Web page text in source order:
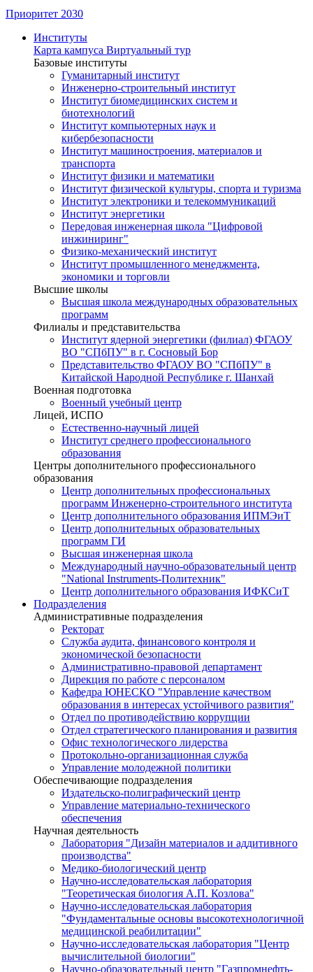
Приоритет 2030
Институты
Карта кампуса Виртуальный тур
Базовые институты
Гуманитарный институт
Инженерно-строительный институт
Институт биомедицинских систем и
биотехнологий
Институт компьютерных наук и
кибербезопасности
Институт машиностроения, материалов и
транспорта
Институт физики и математики
Институт физической культуры, спорта и туризма
Институт электроники и телекоммуникаций
Институт энергетики
Передовая инженерная школа "Цифровой
инжиниринг"
Физико-механический институт
Институт промышленного менеджмента,
экономики и торговли
Высшие школы
Высшая школа международных образовательных
программ
Филиалы и представительства
Институт ядерной энергетики (филиал) ФГАОУ
ВО "СПбПУ" в г. Сосновый Бор
Представительство ФГАОУ ВО "СПбПУ" в
Китайской Народной Республике г. Шанхай
Военная подготовка
Военный учебный центр
Лицей, ИСПО
Естественно-научный лицей
Институт среднего профессионального
образования
Центры дополнительного профессионального
образования
Центр дополнительных профессиональных
программ Инженерно-строительного института
Центр дополнительного образования ИПМЭиТ
Центр дополнительных образовательных
программ ГИ
Высшая инженерная школа
Международный научно-образовательный центр
"National Instruments-Политехник"
Центр дополнительного образования ИФКСиТ
Подразделения
Административные подразделения
Ректорат
Служба аудита, финансового контроля и
экономической безопасности
Административно-правовой департамент
Дирекция по работе с персоналом
Кафедра ЮНЕСКО "Управление качеством
образования в интересах устойчивого развития"
Отдел по противодействию коррупции
Отдел стратегического планирования и развития
Офис технологического лидерства
Протокольно-организационная служба
Управление молодежной политики
Обеспечивающие подразделения
Издательско-полиграфический центр
Управление материально-технического
обеспечения
Научная деятельность
Лаборатория "Дизайн материалов и аддитивного
производства"
Медико-биологический центр
Научно-исследовательская лаборатория
"Теоретическая биология А.П. Козлова"
Научно-исследовательская лаборатория
"Фундаментальные основы высокотехнологичной
медицинской реабилитации"
Научно-исследовательская лаборатория "Центр
вычислительной биологии"
Научно-образовательный центр "Газпромнефть-